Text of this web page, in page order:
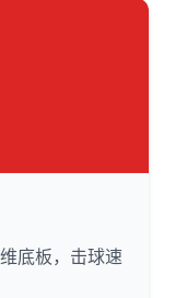
底板，击球速